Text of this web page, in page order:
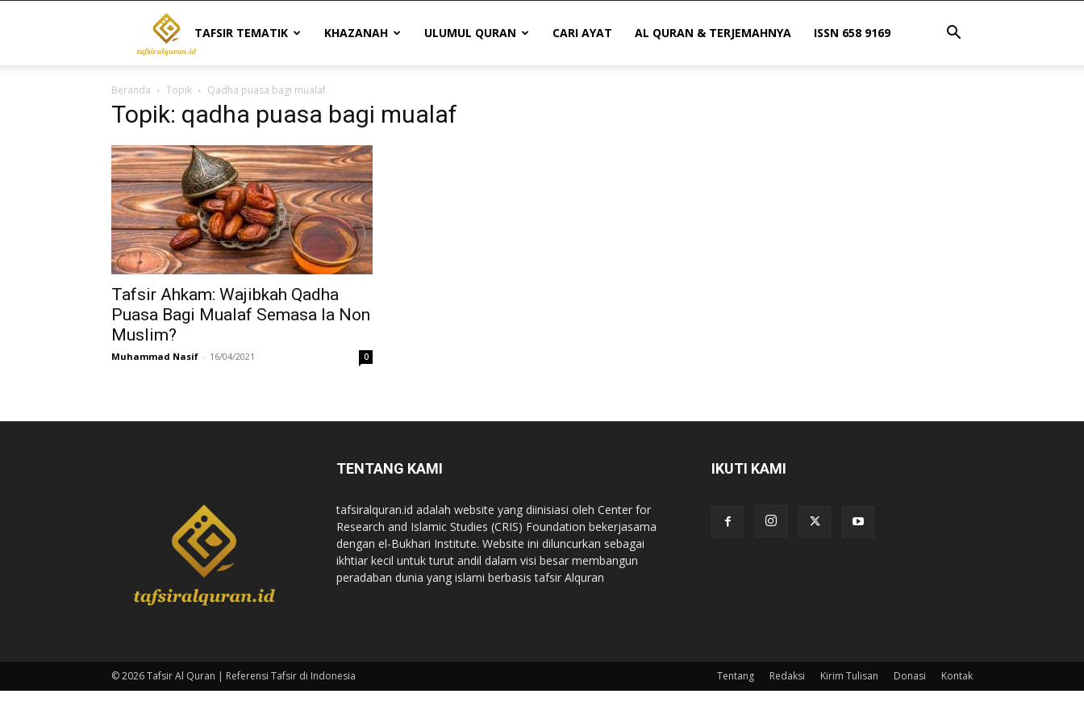
Tafsir
Al
Quran
|
Referensi
Tafsir
di
TAFSIR TEMATIK KHAZANAH ULUMUL QURAN CARI AYAT AL QURAN & TERJEMAHNYA ISSN 658 9169
Beranda Topik Qadha puasa bagi mualaf
Topik: qadha puasa bagi mualaf
Tafsir Ahkam: Wajibkah Qadha
Puasa Bagi Mualaf Semasa Ia Non
Muslim?
Muhammad Nasif - 16/04/2021 0
TENTANG KAMI
tafsiralquran.id adalah website yang diinisiasi oleh Center for
Research and Islamic Studies (CRIS) Foundation bekerjasama
dengan el-Bukhari Institute. Website ini diluncurkan sebagai
ikhtiar kecil untuk turut andil dalam visi besar membangun
peradaban dunia yang islami berbasis tafsir Alquran
IKUTI KAMI
Tentang Redaksi Kirim Tulisan Donasi Kontak
© 2026 Tafsir Al Quran | Referensi Tafsir di Indonesia